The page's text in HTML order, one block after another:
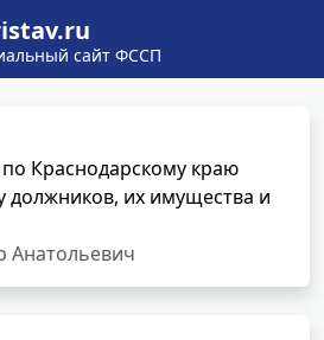
сайт ФССП
Краснодарскому краю
их имущества и
Анатольевич